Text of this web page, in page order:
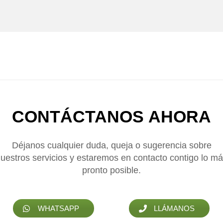
CONTÁCTANOS AHORA
Déjanos cualquier duda, queja o sugerencia sobre
servicios y estaremos en contacto contigo lo
pronto posible.
WHATSAPP LLÁMANOS